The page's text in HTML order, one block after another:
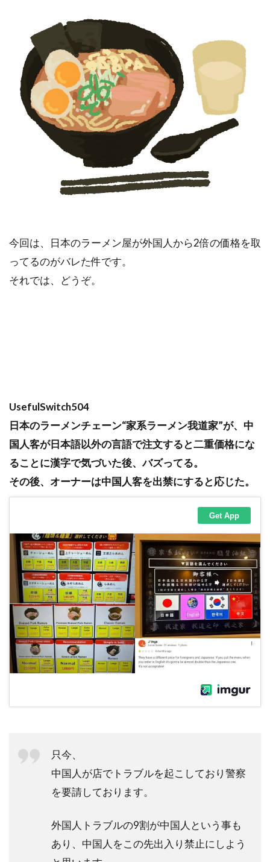
今回は、日本のラーメン屋が外国人から2倍の価格を取
ってるのがバレた件です。
それでは、どうぞ。
UsefulSwitch504
日本のラーメンチェーン“家系ラーメン我道家”が、中
国人客が日本語以外の言語で注文すると二重価格にな
ることに漢字で気づいた後、バズってる。
その後、オーナーは中国人客を出禁にすると応じた。
只今、
中国人が店でトラブルを起こしており警察
を要請しております。
外国人トラブルの9割が中国人という事も
あり、中国人をこの先出入り禁止にしよう